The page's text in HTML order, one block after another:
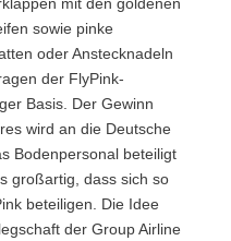
sowie pinke
oder Anstecknadeln
der FlyPink-
Basis. Der Gewinn
wird an die Deutsche
Bodenpersonal beteiligt
großartig, dass sich so
beteiligen. Die Idee
der Group Airline